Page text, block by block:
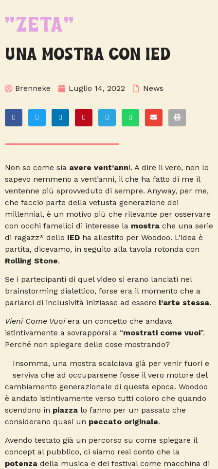
“ZETA”
UNA MOSTRA CON IED
Brenneke Luglio 14, 2022 News
Non so come sia avere vent’anni. A dire il vero, non lo
sapevo nemmeno a vent’anni, il che ha fatto di me il
ventenne più sprovveduto di sempre. Anyway, per me,
che faccio parte della vetusta generazione dei
millennial, è un motivo più che rilevante per osservare
con occhi famelici di interesse la mostra che una serie
di ragazz* dello IED ha allestito per Woodoo. L’idea è
partita, dicevamo, in seguito alla tavola rotonda con
Rolling Stone.
Se i partecipanti di quel video si erano lanciati nel
brainstorming dialettico, forse era il momento che a
parlarci di inclusività iniziasse ad essere l’arte stessa.
Vieni Come Vuoiera un concetto che andava
istintivamente a sovrapporsi a “mostrati come vuoi”.
Perché non spiegare delle cose mostrando?
Insomma, una mostra scalciava già per venir fuori e
serviva che ad occuparsene fosse il vero motore del
cambiamento generazionale di questa epoca. Woodoo
è andato istintivamente verso tutti coloro che quando
scendono in piazza lo fanno per un passato che
considerano quasi un peccato originale.
Avendo testato già un percorso su come spiegare il
concept al pubblico, ci siamo resi conto che la
potenza della musica e dei festival come macchina di